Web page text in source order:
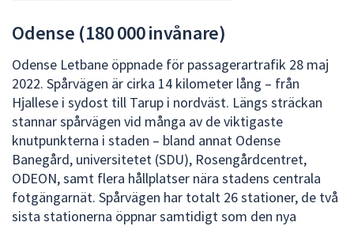
Odense (180 000 invånare)
Odense Letbane öppnade för passagerartrafik 28 maj
2022. Spårvägen är cirka 14 kilometer lång – från
Hjallese i sydost till Tarup i nordväst. Längs sträckan
stannar spårvägen vid många av de viktigaste
knutpunkterna i staden – bland annat Odense
Banegård, universitetet (SDU), Rosengårdcentret,
ODEON, samt flera hållplatser nära stadens centrala
fotgängarnät. Spårvägen har totalt 26 stationer, de två
sista stationerna öppnar samtidigt som den nya